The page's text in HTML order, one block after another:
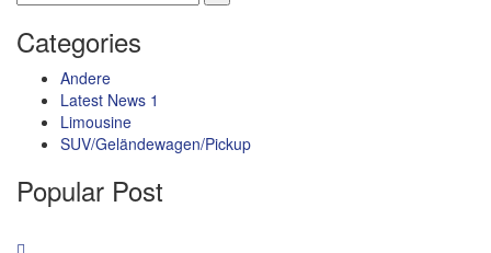
Categories
Andere
Latest News 1
Limousine
SUV/Geländewagen/Pickup
Popular Post